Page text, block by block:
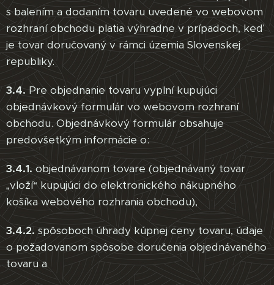
s balením a dodaním tovaru uvedené vo webovom
rozhraní obchodu platia výhradne v prípadoch, keď
je tovar doručovaný v rámci územia Slovenskej
republiky.
3.4. Pre objednanie tovaru vyplní kupujúci
objednávkový formulár vo webovom rozhraní
obchodu. Objednávkový formulár obsahuje
predovšetkým informácie o:
3.4.1. objednávanom tovare (objednávaný tovar
„vloží“ kupujúci do elektronického nákupného
košíka webového rozhrania obchodu),
3.4.2. spôsoboch úhrady kúpnej ceny tovaru, údaje
o požadovanom spôsobe doručenia objednávaného
tovaru a